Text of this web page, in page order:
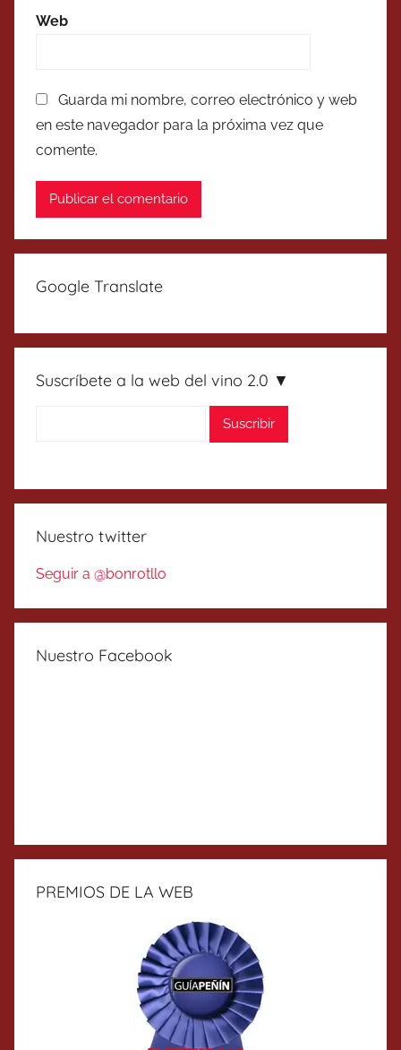
Web
Guarda mi nombre, correo electrónico y web
en este navegador para la próxima vez que
comente.
Google Translate
Suscríbete a la web del vino 2.0 ▼
Nuestro twitter
Seguir a @bonrotllo
Nuestro Facebook
PREMIOS DE LA WEB